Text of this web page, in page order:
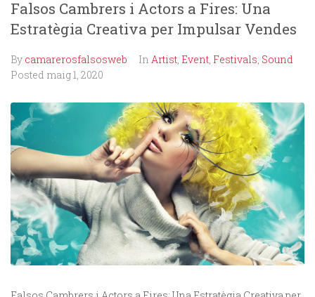
Falsos Cambrers i Actors a Fires: Una
Estratègia Creativa per Impulsar Vendes
By camarerosfalsosweb In Artist, Event, Festivals, Sound
Posted maig 1, 2020